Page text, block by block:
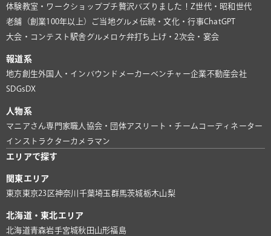
体験教室・ワークショッププチ贅沢バズりました！ Z世代・昭和世代
老舗（創業100年以上）
ご当地グルメ 伝統・文化・行事ChatGPT
大会・コンテスト 駅舎グルメ ロケ弁打ち上げ・2次会・宴会
報道系
地方創生外国人・インバウンド メーカー ベンチャー企業不動産会社
SDGs DX
人物系
マニアさん専門家 職人 協会・団体アスリート・チーム コーディネーター
インストラクターカメラマン
エリアで探す
関東エリア
東京 東京23区神奈川 千葉埼玉群馬茨城栃木山梨
北海道・東北エリア
北海道青森岩手宮城秋田 山形福島